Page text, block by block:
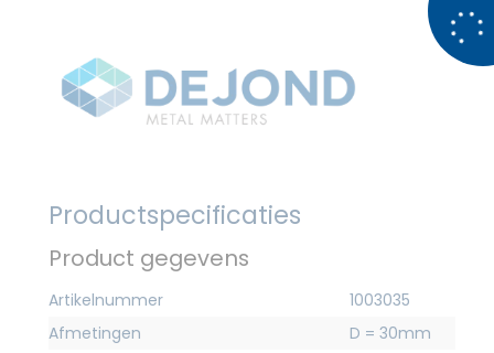
Productspecificaties
Product gegevens
Artikelnummer
1003035
Afmetingen
D = 30mm